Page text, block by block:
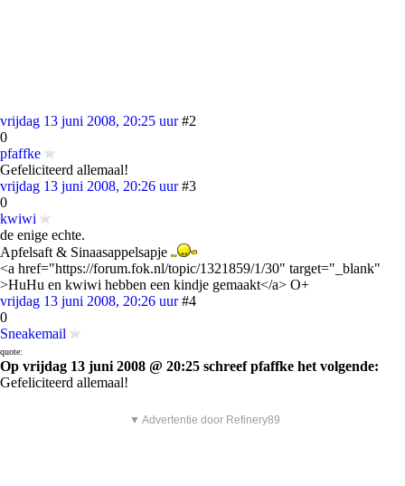
vrijdag 13 juni 2008, 20:25 uur #2
0
pfaffke
Gefeliciteerd allemaal!
vrijdag 13 juni 2008, 20:26 uur #3
0
kwiwi
de enige echte.
Apfelsaft & Sinaasappelsapje
<a href="https://forum.fok.nl/topic/1321859/1/30" target="_blank"
>HuHu en kwiwi hebben een kindje gemaakt</a> O+
vrijdag 13 juni 2008, 20:26 uur #4
0
Sneakemail
quote:
Op vrijdag 13 juni 2008 @ 20:25 schreef pfaffke het volgende:
Gefeliciteerd allemaal!
▼ Advertentie door Refinery89